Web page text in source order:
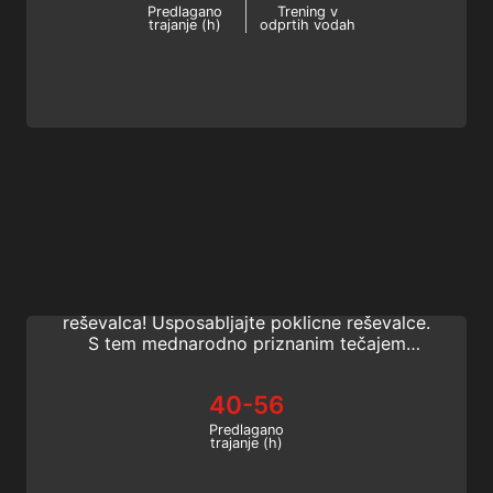
Predlagano
trajanje (h)
Trening v
odprtih vodah
reševalca! Usposabljajte poklicne reševalce.
S tem mednarodno priznanim tečajem
40-56
Predlagano
trajanje (h)